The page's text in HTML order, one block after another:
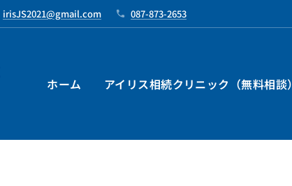
irisJS2021@gmail.com 087-873-2653
ホーム アイリス相続クリニック（無料相談）